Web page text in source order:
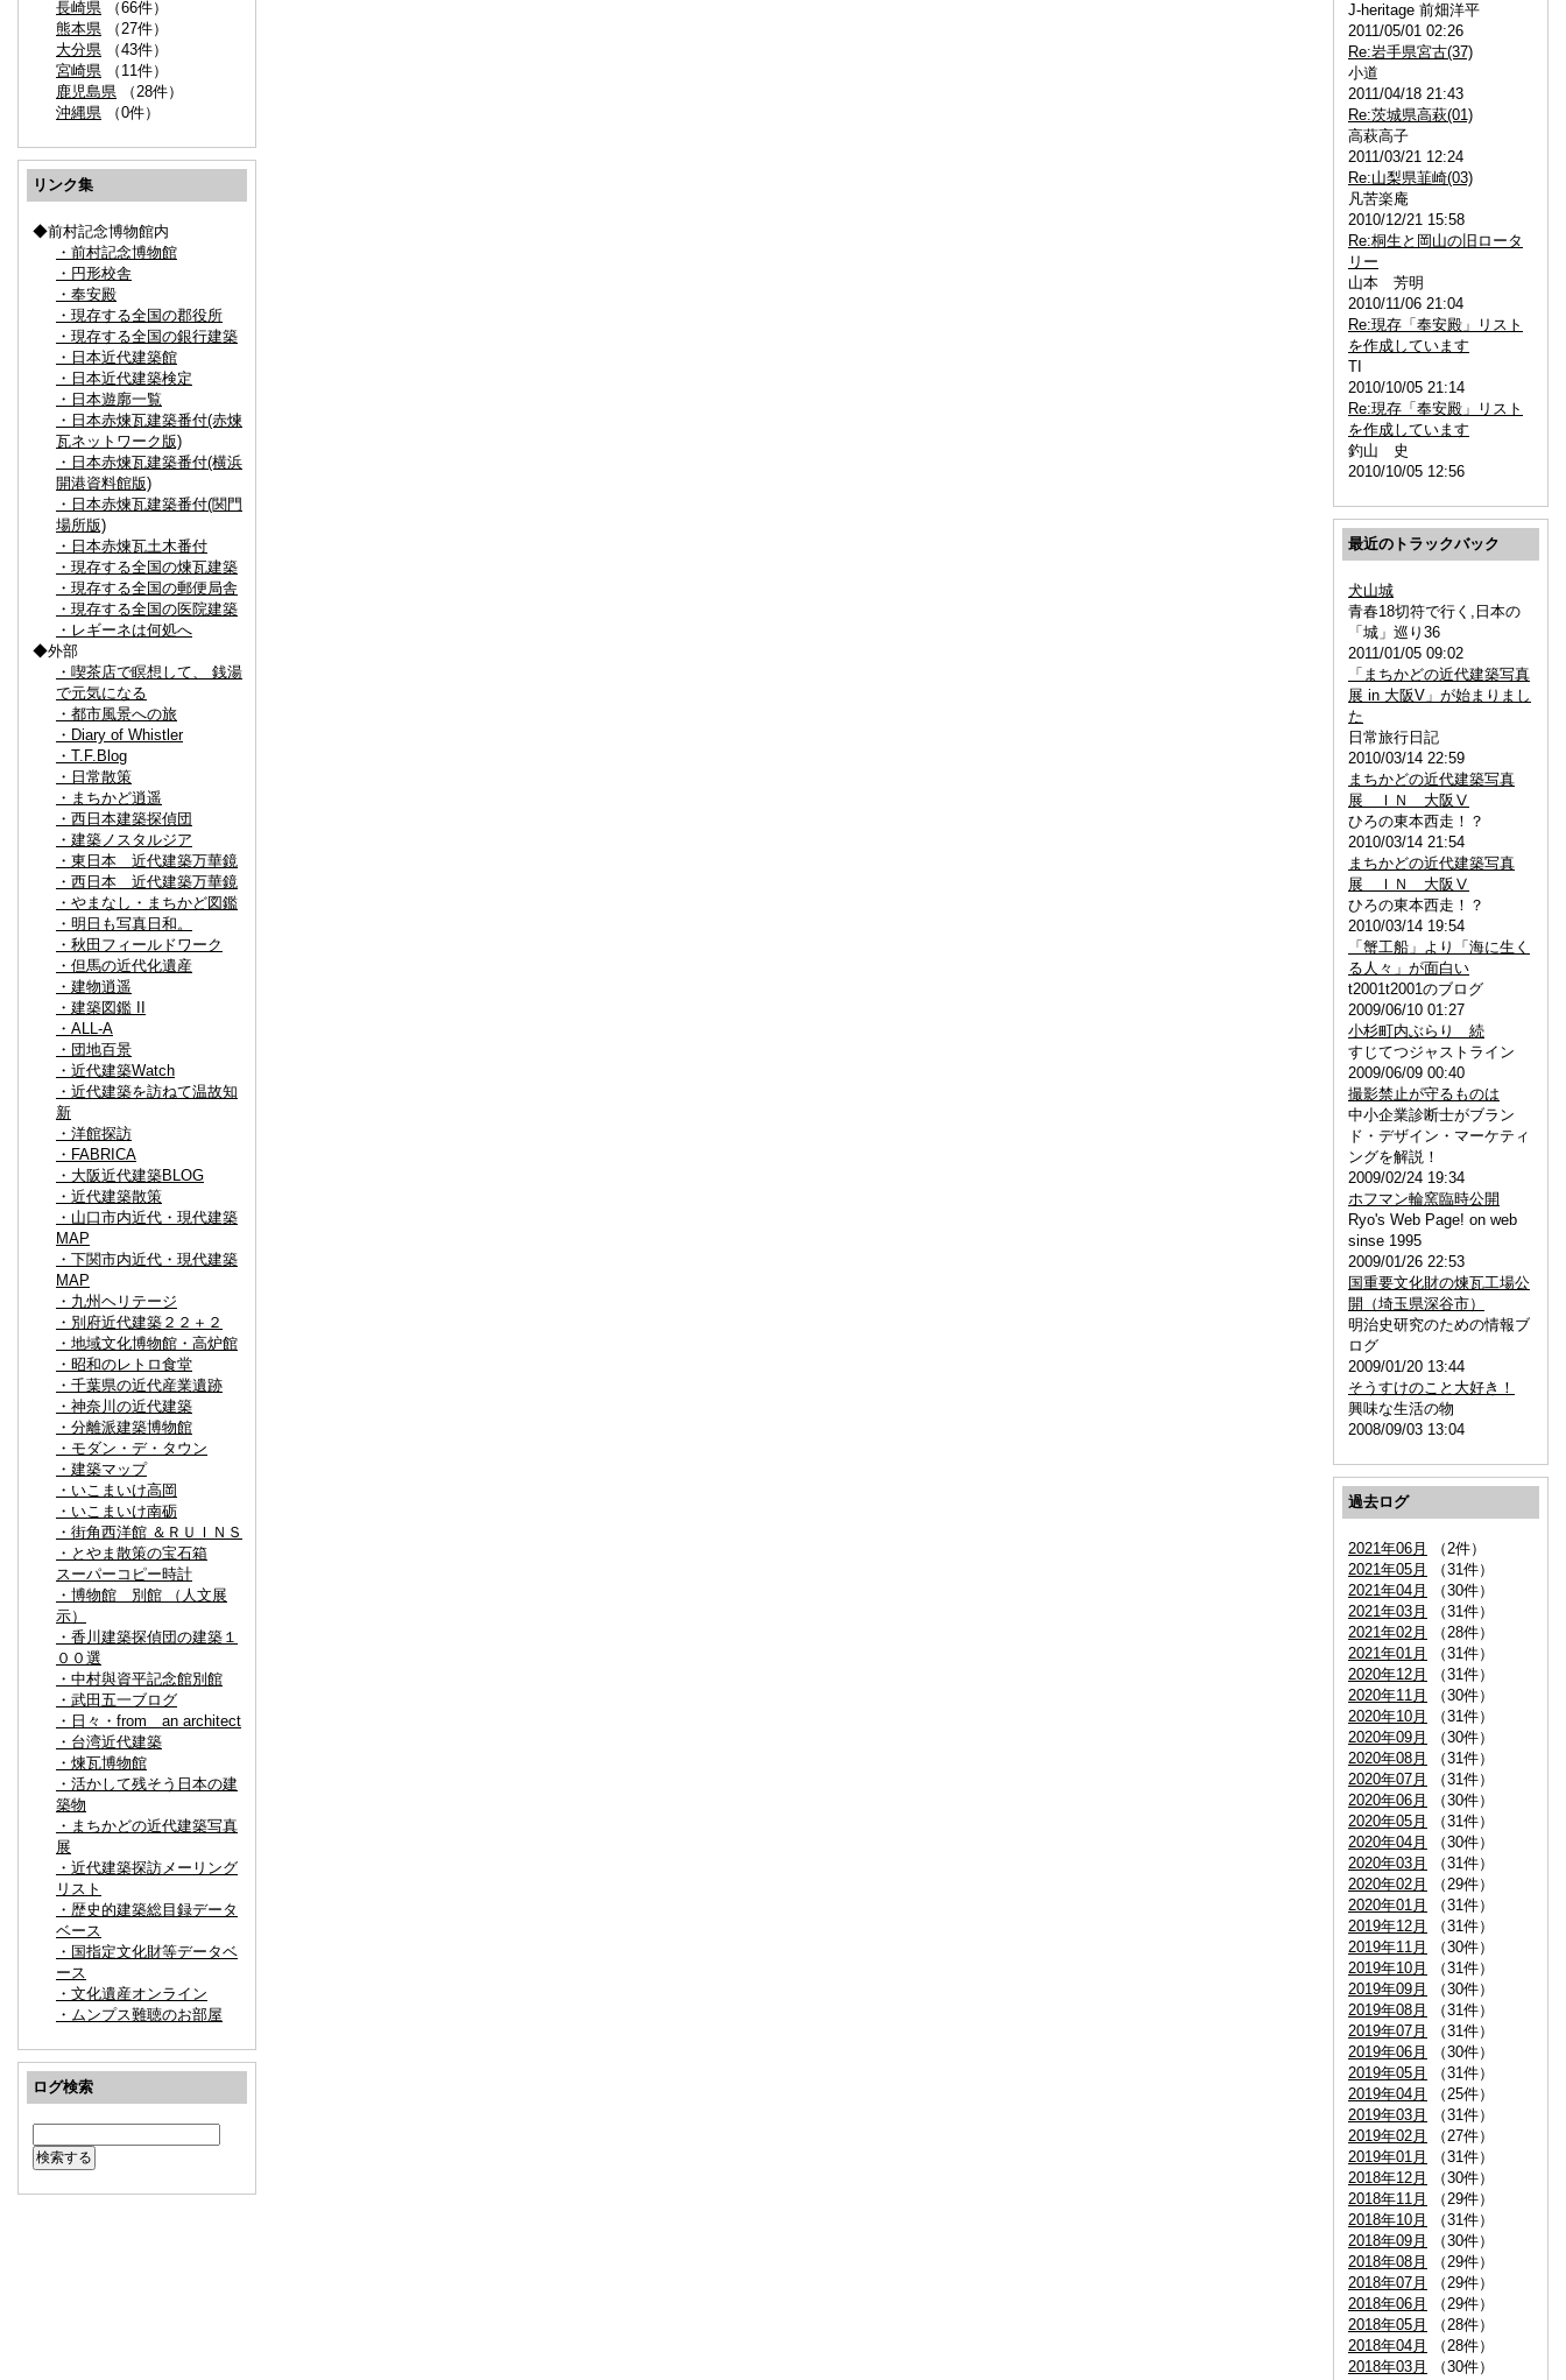
長崎県 （66件）
熊本県 （27件）
大分県 （43件）
宮崎県 （11件）
鹿児島県 （28件）
沖縄県 （0件）
リンク集
◆前村記念博物館内
・前村記念博物館
・円形校舎
・奉安殿
・現存する全国の郡役所
・現存する全国の銀行建築
・日本近代建築館
・日本近代建築検定
・日本遊廓一覧
・日本赤煉瓦建築番付(赤煉
瓦ネットワーク版)
・日本赤煉瓦建築番付(横浜
開港資料館版)
・日本赤煉瓦建築番付(関門
場所版)
・日本赤煉瓦土木番付
・現存する全国の煉瓦建築
・現存する全国の郵便局舎
・現存する全国の医院建築
・レギーネは何処へ
◆外部
・喫茶店で瞑想して、 銭湯
で元気になる
・都市風景への旅
・Diary of Whistler
・T.F.Blog
・日常散策
・まちかど逍遥
・西日本建築探偵団
・建築ノスタルジア
・東日本 近代建築万華鏡
・西日本 近代建築万華鏡
・やまなし・まちかど図鑑
・明日も写真日和。
・秋田フィールドワーク
・但馬の近代化遺産
・建物逍遥
・建築図鑑 II
・ALL-A
・団地百景
・近代建築Watch
・近代建築を訪ねて温故知
新
・洋館探訪
・FABRICA
・大阪近代建築BLOG
・近代建築散策
・山口市内近代・現代建築
MAP
・下関市内近代・現代建築
MAP
・九州ヘリテージ
・別府近代建築２２＋２
・地域文化博物館・高炉館
・昭和のレトロ食堂
・千葉県の近代産業遺跡
・神奈川の近代建築
・分離派建築博物館
・モダン・デ・タウン
・建築マップ
・いこまいけ高岡
・いこまいけ南砺
・街角西洋館 ＆ＲＵＩＮＳ
・とやま散策の宝石箱
スーパーコピー時計
・博物館 別館 （人文展
示）
・香川建築探偵団の建築１
００選
・中村與資平記念館別館
・武田五一ブログ
・日々・from an architect
・台湾近代建築
・煉瓦博物館
・活かして残そう日本の建
築物
・まちかどの近代建築写真
展
・近代建築探訪メーリング
リスト
・歴史的建築総目録データ
ベース
・国指定文化財等データベ
ース
・文化遺産オンライン
・ムンプス難聴のお部屋
ログ検索
J-heritage 前畑洋平
2011/05/01 02:26
Re:岩手県宮古(37)
小道
2011/04/18 21:43
Re:茨城県高萩(01)
高萩高子
2011/03/21 12:24
Re:山梨県韮崎(03)
凡苦楽庵
2010/12/21 15:58
Re:桐生と岡山の旧ロータ
リー
山本 芳明
2010/11/06 21:04
Re:現存「奉安殿」リスト
を作成しています
TI
2010/10/05 21:14
Re:現存「奉安殿」リスト
を作成しています
釣山 史
2010/10/05 12:56
最近のトラックバック
犬山城
青春18切符で行く,日本の
「城」巡り36
2011/01/05 09:02
「まちかどの近代建築写真
展 in 大阪V」が始まりまし
た
日常旅行日記
2010/03/14 22:59
まちかどの近代建築写真
展 ＩＮ 大阪Ⅴ
ひろの東本西走！？
2010/03/14 21:54
まちかどの近代建築写真
展 ＩＮ 大阪Ⅴ
ひろの東本西走！？
2010/03/14 19:54
「蟹工船」より「海に生く
る人々」が面白い
t2001t2001のブログ
2009/06/10 01:27
小杉町内ぶらり 続
すじてつジャストライン
2009/06/09 00:40
撮影禁止が守るものは
中小企業診断士がブラン
ド・デザイン・マーケティ
ングを解説！
2009/02/24 19:34
ホフマン輪窯臨時公開
Ryo's Web Page! on web
sinse 1995
2009/01/26 22:53
国重要文化財の煉瓦工場公
開（埼玉県深谷市）
明治史研究のための情報ブ
ログ
2009/01/20 13:44
そうすけのこと大好き！
興味な生活の物
2008/09/03 13:04
過去ログ
2021年06月
（2件）
2021年05月
（31件）
2021年04月
（30件）
2021年03月
（31件）
2021年02月
（28件）
2021年01月
（31件）
2020年12月
（31件）
2020年11月
（30件）
2020年10月
（31件）
2020年09月
（30件）
2020年08月
（31件）
2020年07月
（31件）
2020年06月
（30件）
2020年05月
（31件）
2020年04月
（30件）
2020年03月
（31件）
2020年02月
（29件）
2020年01月
（31件）
2019年12月
（31件）
2019年11月
（30件）
2019年10月
（31件）
2019年09月
（30件）
2019年08月
（31件）
2019年07月
（31件）
2019年06月
（30件）
2019年05月
（31件）
2019年04月
（25件）
2019年03月
（31件）
2019年02月
（27件）
2019年01月
（31件）
2018年12月
（30件）
2018年11月
（29件）
2018年10月
（31件）
2018年09月
（30件）
2018年08月
（29件）
2018年07月
（29件）
2018年06月
（29件）
2018年05月
（28件）
2018年04月
（28件）
2018年03月
（30件）